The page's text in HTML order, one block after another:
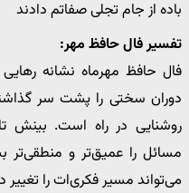
باده از جام تجلی صفاتم دادند
تفسیر فال حافظ مهر:
فال حافظ مهرماه نشانه
دوران سختی را پشت سر
روشنایی در راه است. بینش
مسائل را عمیق‌تر و منطقی‌تر
می‌تواند مسیر فکری‌ات را